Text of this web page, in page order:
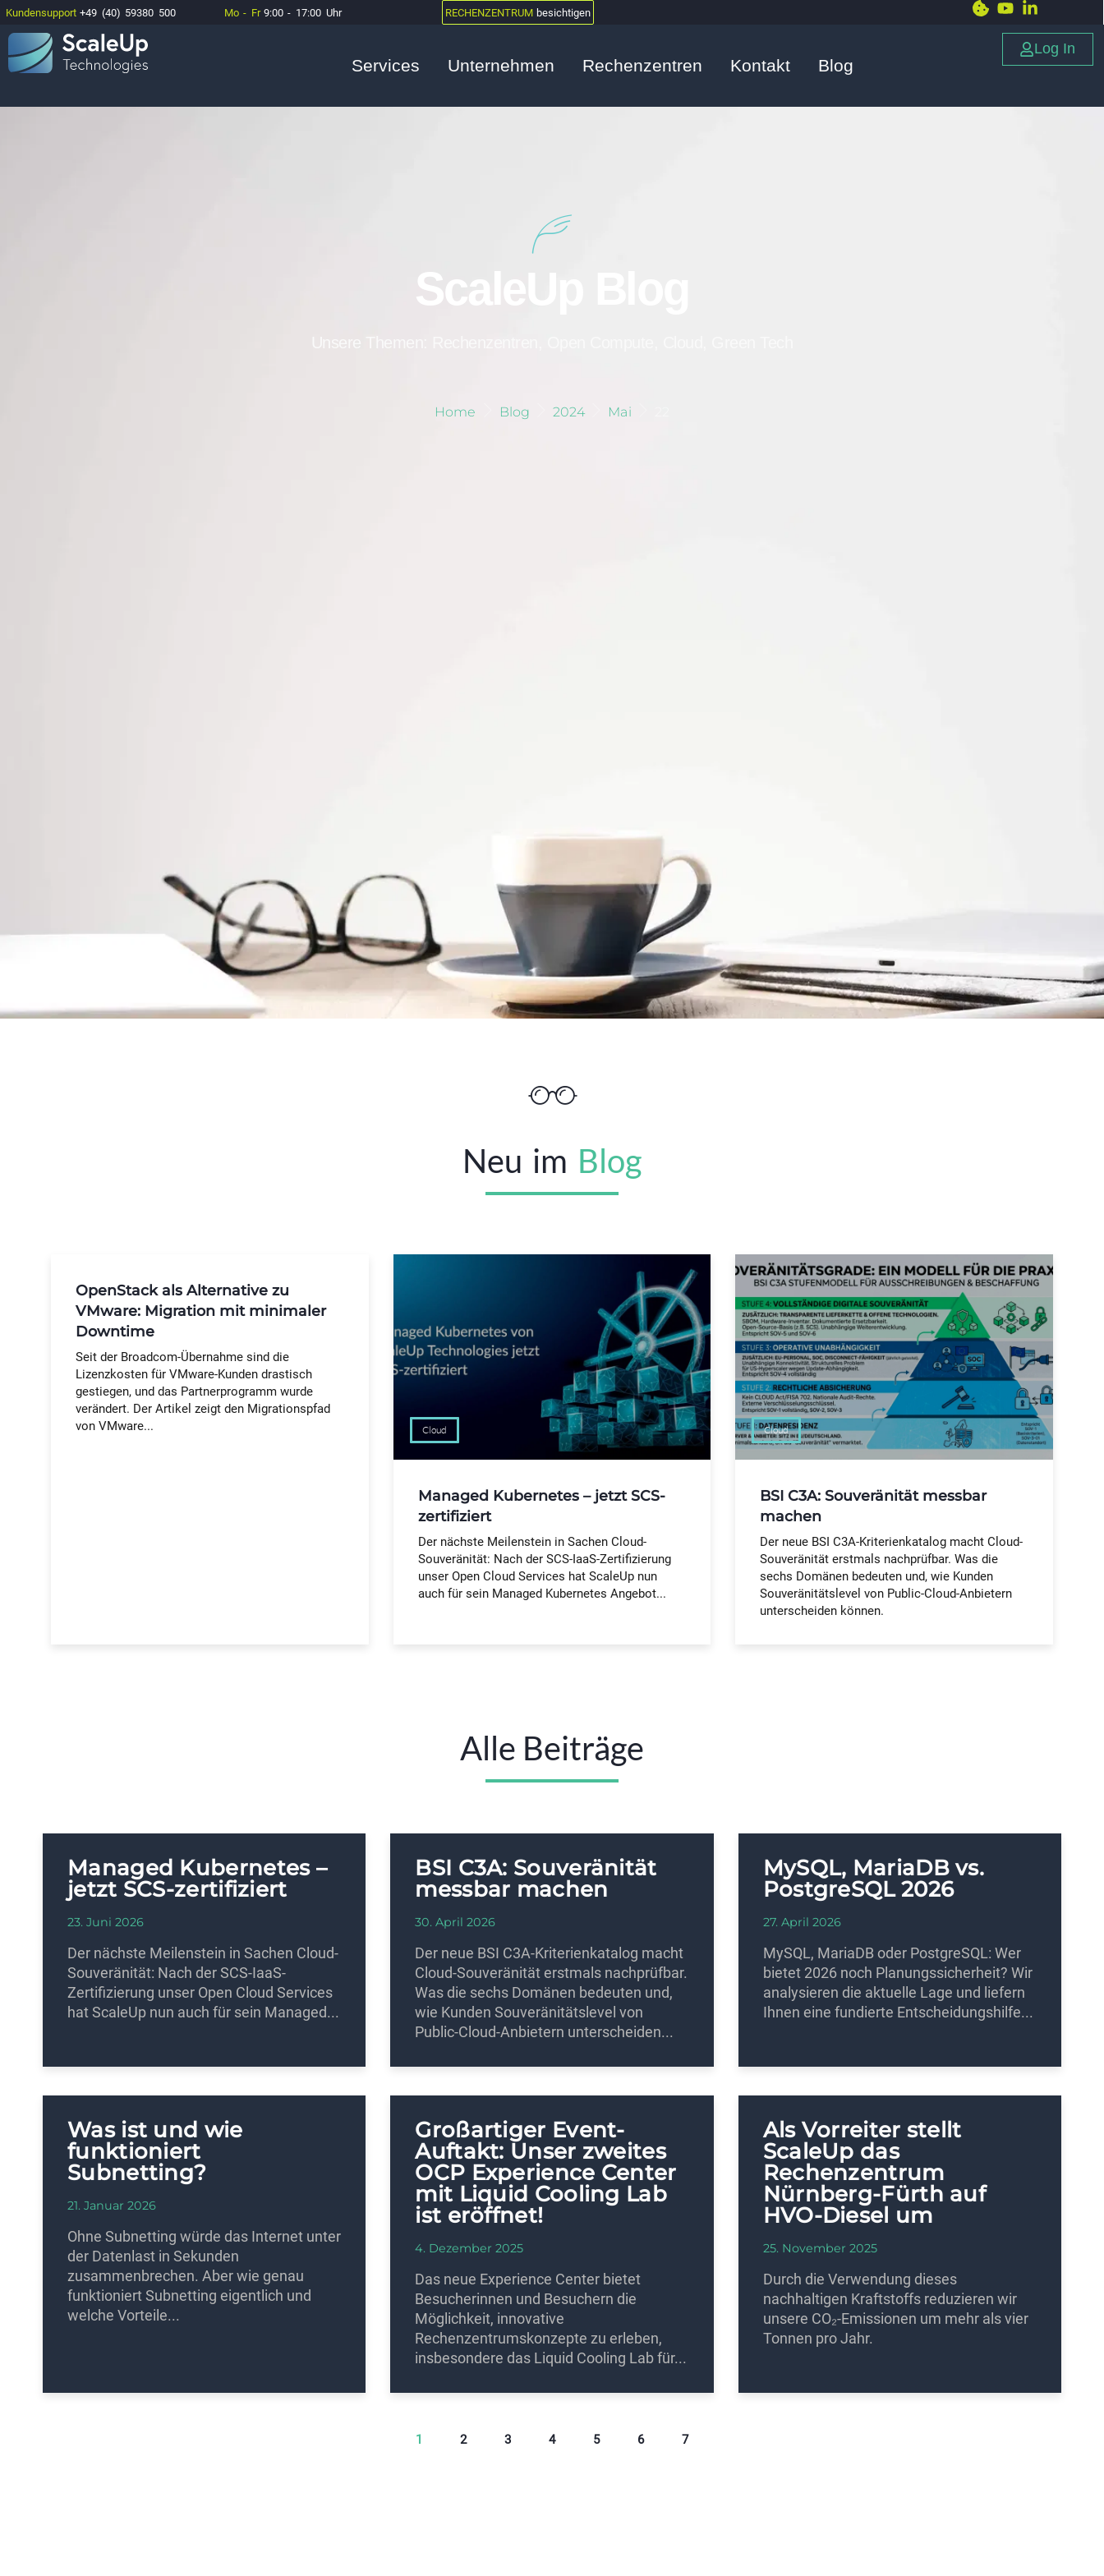
Kundensupport +49 (40) 59380 500 Mo - Fr 9:00 - 17:00 Uhr RECHENZENTRUM besichtigen
Services Unternehmen Rechenzentren Kontakt Blog
Log In
ScaleUp Blog
Home Blog 2024 Mai
Neu im Blog
OpenStack als Alternative zu
VMware: Migration mit minimaler
Downtime
Seit der Broadcom-Übernahme sind die
Lizenzkosten für VMware-Kunden drastisch
gestiegen, und das Partnerprogramm wurde
verändert. Der Artikel zeigt den Migrationspfad
von VMware...
Cloud
Managed Kubernetes – jetzt SCS-
zertifiziert
Der nächste Meilenstein in Sachen Cloud-
Souveränität: Nach der SCS-IaaS-Zertifizierung
unser Open Cloud Services hat ScaleUp nun
auch für sein Managed Kubernetes Angebot...
Cloud
BSI C3A: Souveränität messbar
machen
Der neue BSI C3A-Kriterienkatalog macht Cloud-
Souveränität erstmals nachprüfbar. Was die
sechs Domänen bedeuten und, wie Kunden
Souveränitätslevel von Public-Cloud-Anbietern
unterscheiden können.
Alle Beiträge
Managed Kubernetes –
jetzt SCS-zertifiziert
23. Juni 2026
Der nächste Meilenstein in Sachen Cloud-
Souveränität: Nach der SCS-IaaS-
Zertifizierung unser Open Cloud Services
hat ScaleUp nun auch für sein Managed...
BSI C3A: Souveränität
messbar machen
30. April 2026
Der neue BSI C3A-Kriterienkatalog macht
Cloud-Souveränität erstmals nachprüfbar.
Was die sechs Domänen bedeuten und,
wie Kunden Souveränitätslevel von
Public-Cloud-Anbietern unterscheiden...
MySQL, MariaDB vs.
PostgreSQL 2026
27. April 2026
MySQL, MariaDB oder PostgreSQL: Wer
bietet 2026 noch Planungssicherheit? Wir
analysieren die aktuelle Lage und liefern
Ihnen eine fundierte Entscheidungshilfe...
Was ist und wie
funktioniert
Subnetting?
21. Januar 2026
Ohne Subnetting würde das Internet unter
der Datenlast in Sekunden
zusammenbrechen. Aber wie genau
funktioniert Subnetting eigentlich und
welche Vorteile...
Großartiger Event-
Auftakt: Unser zweites
OCP Experience Center
mit Liquid Cooling Lab
ist eröffnet!
4. Dezember 2025
Das neue Experience Center bietet
Besucherinnen und Besuchern die
Möglichkeit, innovative
Rechenzentrumskonzepte zu erleben,
insbesondere das Liquid Cooling Lab für...
Als Vorreiter stellt
ScaleUp das
Rechenzentrum
Nürnberg-Fürth auf
HVO-Diesel um
25. November 2025
Durch die Verwendung dieses
nachhaltigen Kraftstoffs reduzieren wir
unsere CO₂-Emissionen um mehr als vier
Tonnen pro Jahr.
1 2 3 4 5 6 7